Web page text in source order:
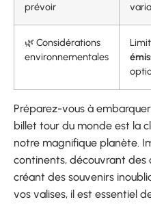
prévoir
🌿 Considérations
environnementales
Préparez-vous à embarquer
billet tour du monde est la
notre magnifique planète.
continents, découvrant des
créant des souvenirs
vos valises, il est essentiel